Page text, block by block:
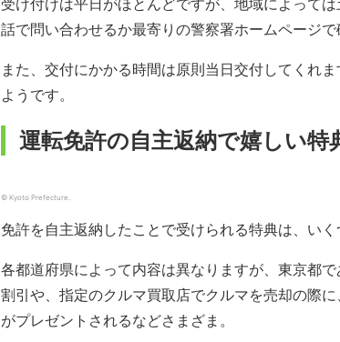
受け付けは平日がほとんどですが、地域によって
話で問い合わせるか最寄りの警察署ホームページで
また、交付にかかる時間は原則当日交付してくれ
ようです。
運転免許の自主返納で嬉しい特
© Kyoto Prefecture.
免許を自主返納したことで受けられる特典は、いく
各都道府県によって内容は異なりますが、東京都
割引や、指定のクルマ買取店でクルマを売却の際
がプレゼントされるなどさまざま。